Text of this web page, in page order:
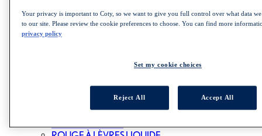
MAGASINEZ LA COLLECTION LASH BLAST
LÈVRES
ROUGE À LÈVRES
BRILLANT À LÈVRES
CRAYON À LÈVRES
BAUME À LÈVRES
Your privacy is important to Coty, so we want to give you full control over what data
to our site. Please review the cookie preferences to choose. You can find more
privacy policy
Set my cookie choices
Reject All Accept All